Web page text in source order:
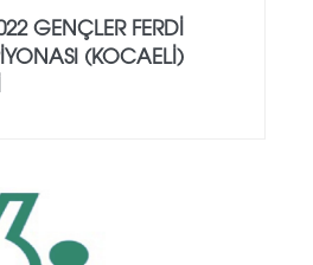
GENÇLER FERDİ
(KOCAELİ)